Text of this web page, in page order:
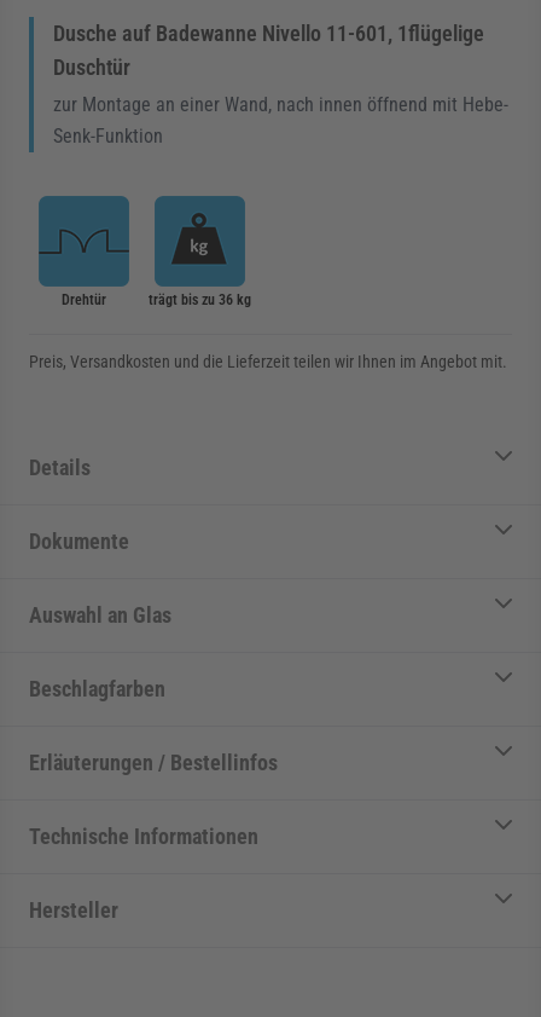
Dusche auf Badewanne Nivello 11-601, 1flügelige
Duschtür
zur Montage an einer Wand, nach innen öffnend mit Hebe-
Senk-Funktion
Drehtür trägt bis zu 36 kg
Preis, Versandkosten und die Lieferzeit teilen wir Ihnen im Angebot mit.
Details
Dokumente
Auswahl an Glas
Beschlagfarben
Erläuterungen / Bestellinfos
Technische Informationen
Hersteller